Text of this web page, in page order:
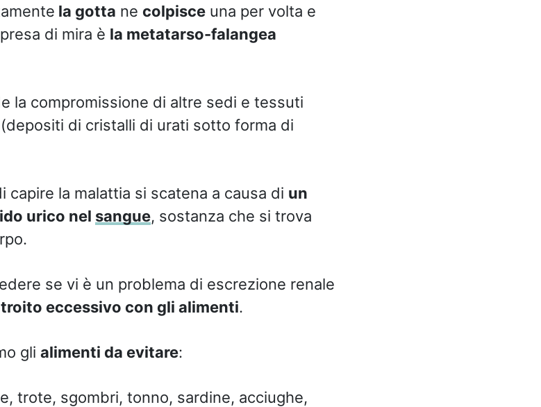
la gotta ne colpisceuna per volta e
di mira è la metatarso-falangea
la compromissione di altre sedi e tessuti
di cristalli di urati sotto forma di
capire la malattia si scatena a causa di un
urico nel sangue, sostanza che si trova
se vi è un problema di escrezione renale
eccessivo con gli alimenti.
gli alimenti da evitare:
trote, sgombri, tonno, sardine, acciughe,